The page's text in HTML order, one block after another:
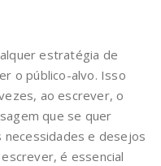
estratégia de
o público-alvo. Isso
ao escrever, o
que se quer
e desejos
é essencial